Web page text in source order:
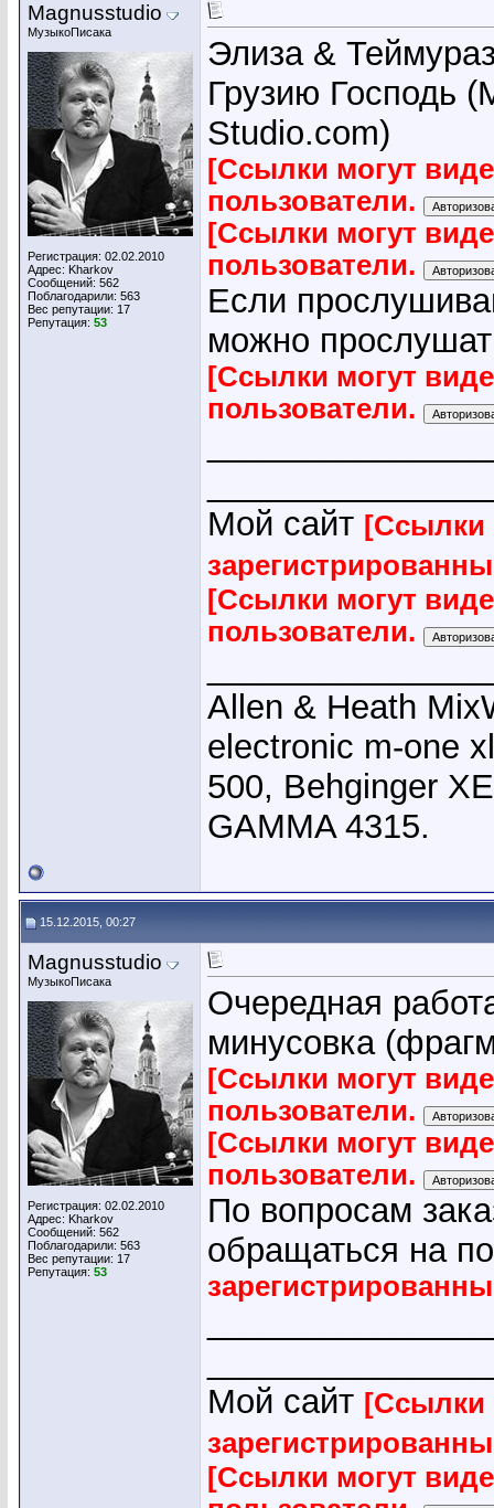
Magnusstudio
МузыкоПисака
Регистрация: 02.02.2010
Адрес: Kharkov
Сообщений: 562
Поблагодарили: 563
Вес репутации: 17
Репутация: 53
Элиза &
Грузию Господь
Studio.com)
[Ссылки могут
пользователи.
[Ссылки могут
пользователи.
Если
можно
[Ссылки могут
пользователи.
Мой сайт [Ссылки
[Ссылки могут
пользователи.
Allen & Heath
electronic m-one
500, Behginger
GAMMA 4315.
15.12.2015, 00:27
Magnusstudio
МузыкоПисака
Регистрация: 02.02.2010
Адрес: Kharkov
Сообщений: 562
Поблагодарили: 563
Вес репутации: 17
Репутация: 53
Очередная
минусовка
[Ссылки могут
пользователи.
[Ссылки могут
пользователи.
По вопросам
обращаться на
Мой сайт [Ссылки
[Ссылки могут